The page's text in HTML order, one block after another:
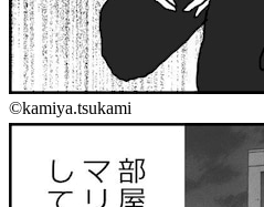
©kamiya.tsukami